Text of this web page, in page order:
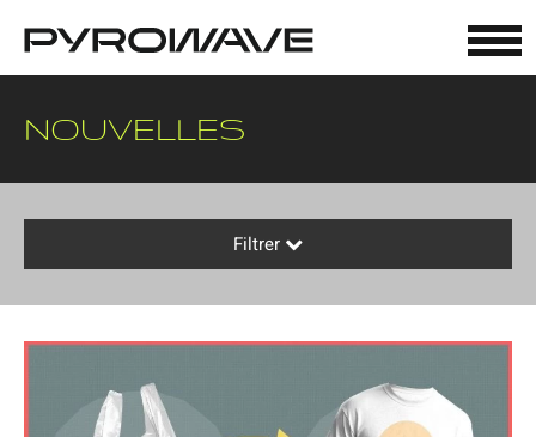
NOUVELLES
Filtrer